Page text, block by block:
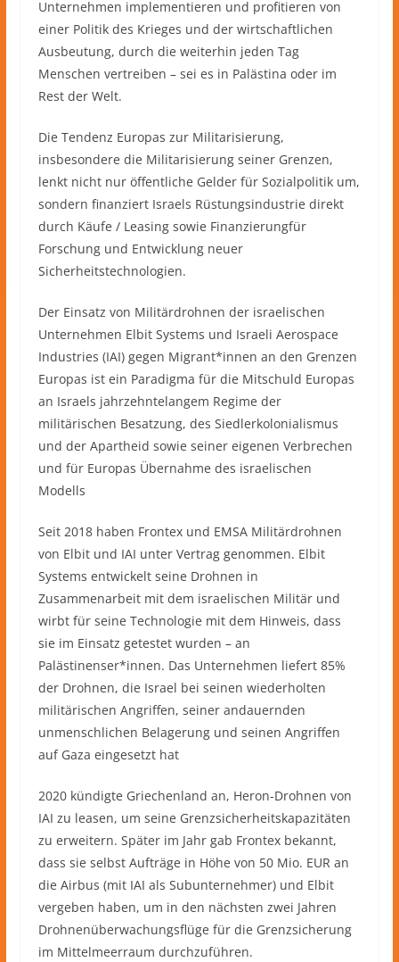
Unternehmen implementieren und profitieren von
einer Politik des Krieges und der wirtschaftlichen
Ausbeutung, durch die weiterhin jeden Tag
Menschen vertreiben – sei es in Palästina oder im
Rest der Welt.
Die Tendenz Europas zur Militarisierung,
insbesondere die Militarisierung seiner Grenzen,
lenkt nicht nur öffentliche Gelder für Sozialpolitik um,
sondern finanziert Israels Rüstungsindustrie direkt
durch Käufe / Leasing sowie Finanzierungfür
Forschung und Entwicklung neuer
Sicherheitstechnologien.
Der Einsatz von Militärdrohnen der israelischen
Unternehmen Elbit Systems und Israeli Aerospace
Industries (IAI) gegen Migrant*innen an den Grenzen
Europas ist ein Paradigma für die Mitschuld Europas
an Israels jahrzehntelangem Regime der
militärischen Besatzung, des Siedlerkolonialismus
und der Apartheid sowie seiner eigenen Verbrechen
und für Europas Übernahme des israelischen
Modells
Seit 2018 haben Frontex und EMSA Militärdrohnen
von Elbit und IAI unter Vertrag genommen. Elbit
Systems entwickelt seine Drohnen in
Zusammenarbeit mit dem israelischen Militär und
wirbt für seine Technologie mit dem Hinweis, dass
sie im Einsatz getestet wurden – an
Palästinenser*innen. Das Unternehmen liefert 85%
der Drohnen, die Israel bei seinen wiederholten
militärischen Angriffen, seiner andauernden
unmenschlichen Belagerung und seinen Angriffen
auf Gaza eingesetzt hat
2020 kündigte Griechenland an, Heron-Drohnen von
IAI zu leasen, um seine Grenzsicherheitskapazitäten
zu erweitern. Später im Jahr gab Frontex bekannt,
dass sie selbst Aufträge in Höhe von 50 Mio. EUR an
die Airbus (mit IAI als Subunternehmer) und Elbit
vergeben haben, um in den nächsten zwei Jahren
Drohnenüberwachungsflüge für die Grenzsicherung
im Mittelmeerraum durchzuführen.